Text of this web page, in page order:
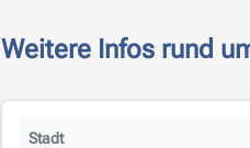
Weitere Infos rund
Stadt